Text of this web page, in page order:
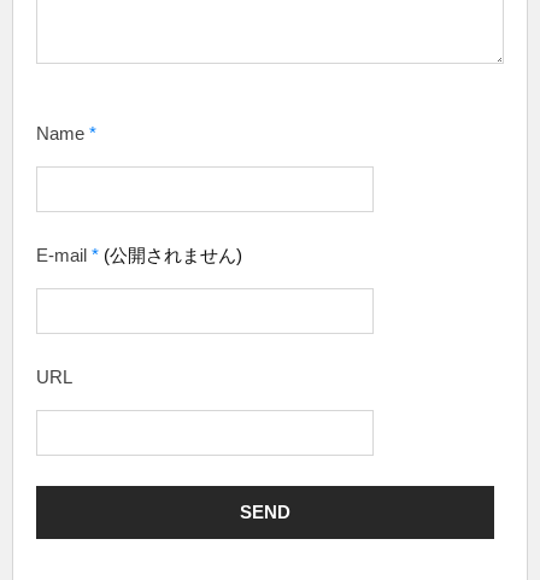
Name *
E-mail * (公開されません)
URL